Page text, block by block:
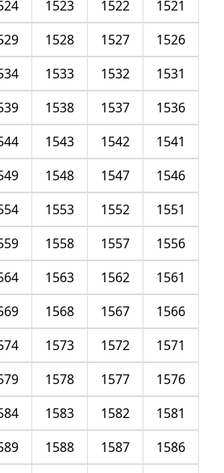
1521
1522
1523
1526
1527
1528
1531
1532
1533
1536
1537
1538
1541
1542
1543
1546
1547
1548
1551
1552
1553
1556
1557
1558
1561
1562
1563
1566
1567
1568
1571
1572
1573
1576
1577
1578
1581
1582
1583
1586
1587
1588